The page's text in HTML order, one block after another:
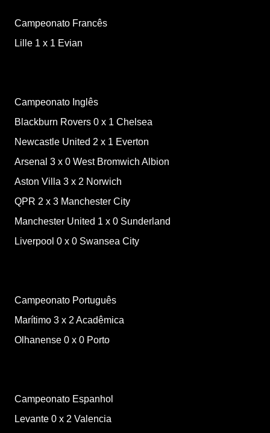
Campeonato Francês
Lille 1 x 1 Evian
Campeonato Inglês
Blackburn Rovers 0 x 1 Chelsea
Newcastle United 2 x 1 Everton
Arsenal 3 x 0 West Bromwich Albion
Aston Villa 3 x 2 Norwich
QPR 2 x 3 Manchester City
Manchester United 1 x 0 Sunderland
Liverpool 0 x 0 Swansea City
Campeonato Português
Marítimo 3 x 2 Acadêmica
Olhanense 0 x 0 Porto
Campeonato Espanhol
Levante 0 x 2 Valencia